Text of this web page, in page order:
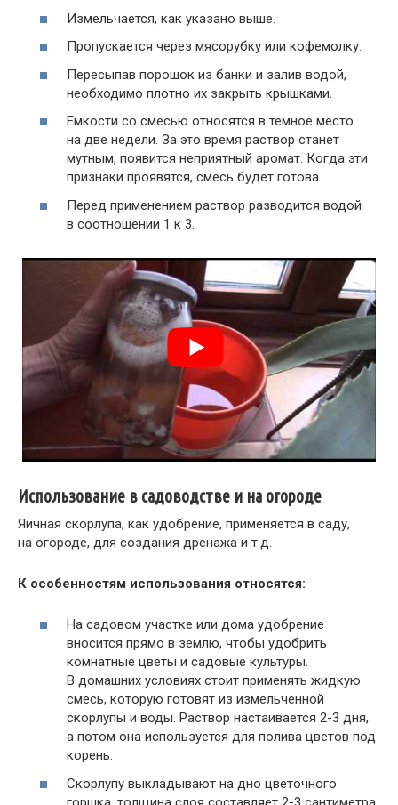
Измельчается, как указано выше.
Пропускается через мясорубку или кофемолку.
Пересыпав порошок из банки и залив водой,
необходимо плотно их закрыть крышками.
Емкости со смесью относятся в темное место
на две недели. За это время раствор станет
мутным, появится неприятный аромат. Когда эти
признаки проявятся, смесь будет готова.
Перед применением раствор разводится водой
в соотношении 1 к 3.
Использование в садоводстве и на огороде
Яичная скорлупа, как удобрение, применяется в саду,
на огороде, для создания дренажа и т.д.
К особенностям использования относятся:
На садовом участке или дома удобрение
вносится прямо в землю, чтобы удобрить
комнатные цветы и садовые культуры.
В домашних условиях стоит применять жидкую
смесь, которую готовят из измельченной
скорлупы и воды. Раствор настаивается 2-3 дня,
а потом она используется для полива цветов под
корень.
Скорлупу выкладывают на дно цветочного